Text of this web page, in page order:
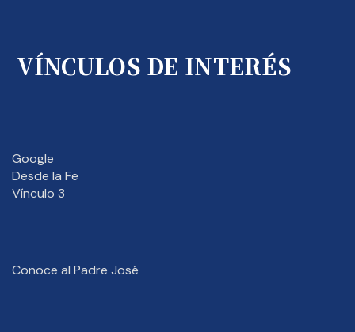
VÍNCULOS DE INTERÉS
Google
Desde la Fe
Vínculo 3
Conoce al Padre José